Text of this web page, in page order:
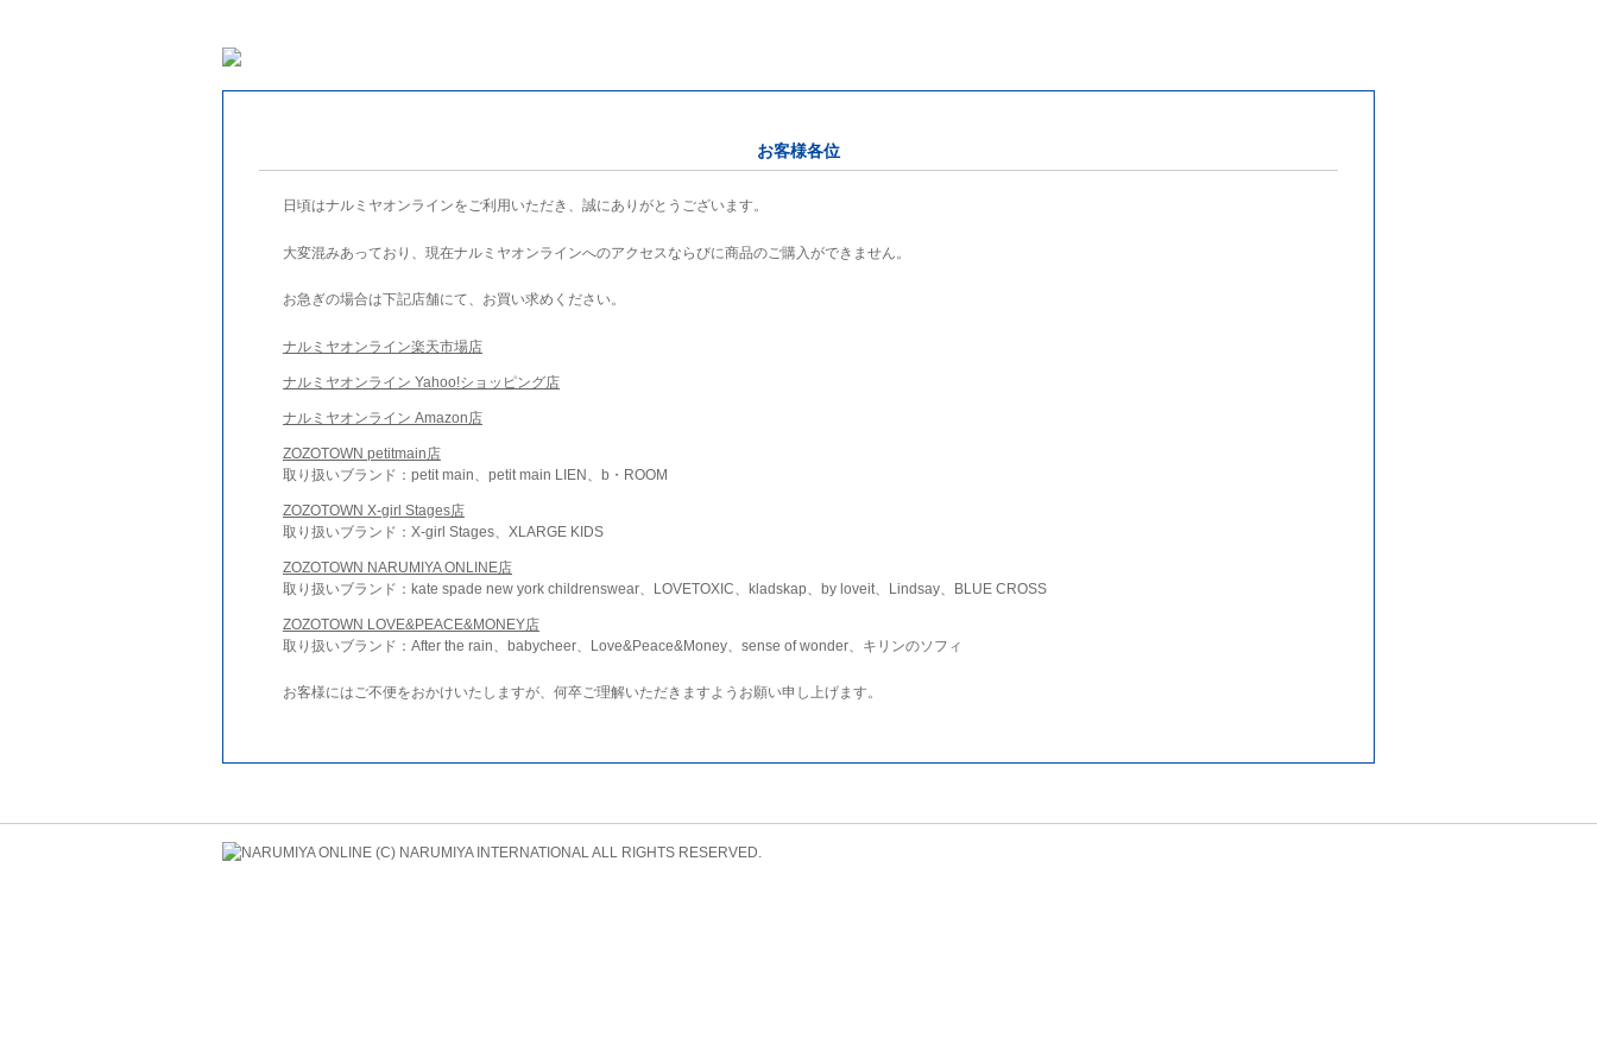
お客様各位
日頃はナルミヤオンラインをご利用いただき、誠にありがとうございます。
大変混みあっており、現在ナルミヤオンラインへのアクセスならびに商品のご購入ができません。
お急ぎの場合は下記店舗にて、お買い求めください。
ナルミヤオンライン楽天市場店
ナルミヤオンライン Yahoo!ショッピング店
ナルミヤオンライン Amazon店
ZOZOTOWN petitmain店
取り扱いブランド：petit main、petit main LIEN、b・ROOM
ZOZOTOWN X-girl Stages店
取り扱いブランド：X-girl Stages、XLARGE KIDS
ZOZOTOWN NARUMIYA ONLINE店
取り扱いブランド：kate spade new york childrenswear、LOVETOXIC、kladskap、by loveit、Lindsay、BLUE CROSS
ZOZOTOWN LOVE&PEACE&MONEY店
取り扱いブランド：After the rain、babycheer、Love&Peace&Money、sense of wonder、キリンのソフィ
お客様にはご不便をおかけいたしますが、何卒ご理解いただきますようお願い申し上げます。